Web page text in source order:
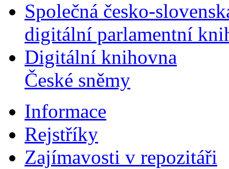
Společná česko-
digitální parlamentní
Digitální knihovna
České sněmy
Informace
Rejstříky
Zajímavosti v repozitáři